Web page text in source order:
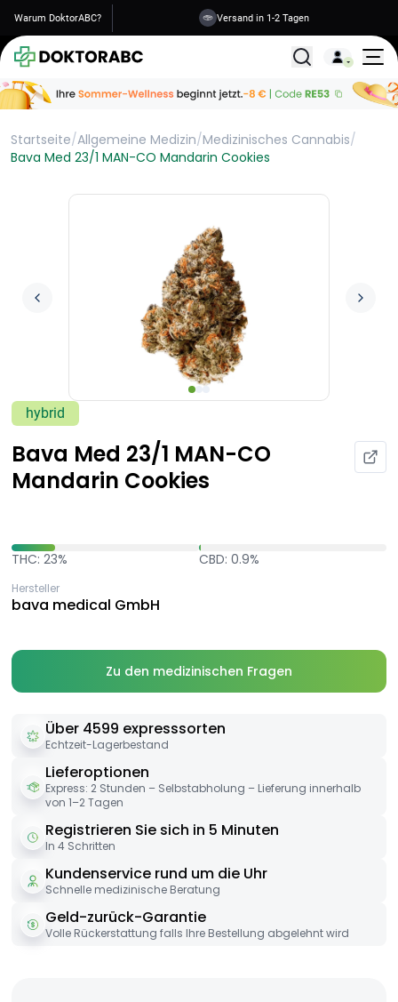
Warum DoktorABC? Versand in 1-2 Tagen
Alle
Startseite/Allgemeine Medizin/Medizinisches Cannabis/
Bava Med 23/1 MAN-CO Mandarin Cookies
hybrid
Bava Med 23/1 MAN-CO
Mandarin Cookies
THC: 23% CBD: 0.9%
Hersteller
bava medical GmbH
Zu den medizinischen Fragen
Über 4599 expresssorten
Echtzeit-Lagerbestand
Lieferoptionen
Express: 2 Stunden – Selbstabholung – Lieferung innerhalb
von 1–2 Tagen
Registrieren Sie sich in 5 Minuten
In 4 Schritten
Kundenservice rund um die Uhr
Schnelle medizinische Beratung
Geld-zurück-Garantie
Volle Rückerstattung falls Ihre Bestellung abgelehnt wird